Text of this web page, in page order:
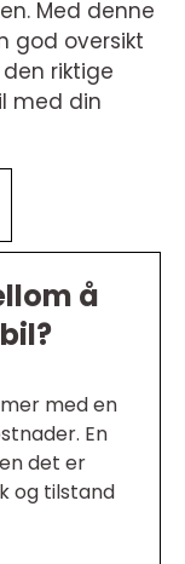
Med denne
god oversikt
riktige
med din
å
med en
En
det er
og tilstand